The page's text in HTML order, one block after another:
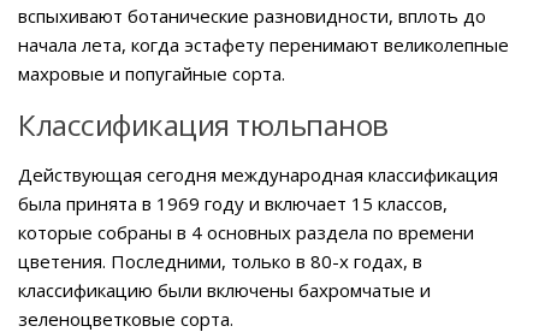
вспыхивают ботанические разновидности, вплоть до
начала лета, когда эстафету перенимают великолепные
махровые и попугайные сорта.
Классификация тюльпанов
Действующая сегодня международная классификация
была принята в 1969 году и включает 15 классов,
которые собраны в 4 основных раздела по времени
цветения. Последними, только в 80-х годах, в
классификацию были включены бахромчатые и
зеленоцветковые сорта.